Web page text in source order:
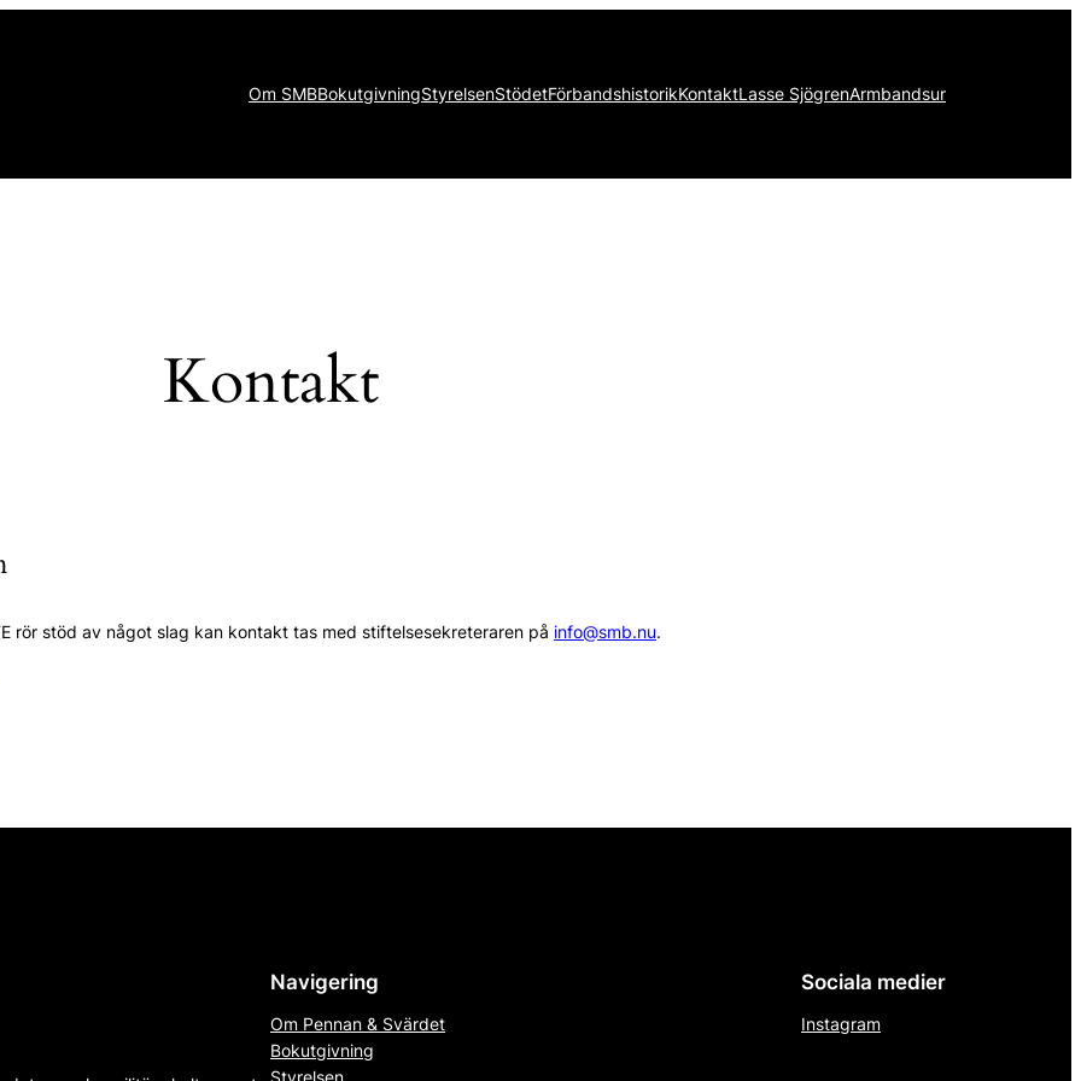
Om SMBBokutgivningStyrelsenStödetFörbandshistorikKontaktLasse SjögrenArmbandsur
Kontakt
rör stöd av något slag kan kontakt tas med stiftelsesekreteraren på info@smb.nu.
Navigering
Om Pennan & Svärdet
Bokutgivning
Sociala medier
Instagram